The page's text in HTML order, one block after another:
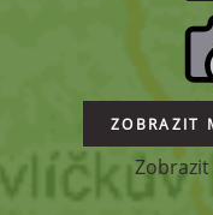
ZOBRAZIT